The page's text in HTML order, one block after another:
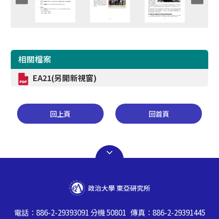
相關檔案
EA21(另開新視窗)
回上頁 回首頁
電話：886-2-29393091 分機 50801 傳真：886-2-29391445